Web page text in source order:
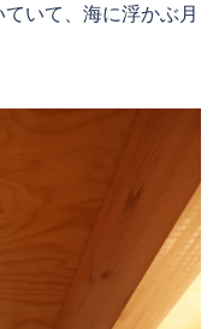
いて、海に浮かぶ月